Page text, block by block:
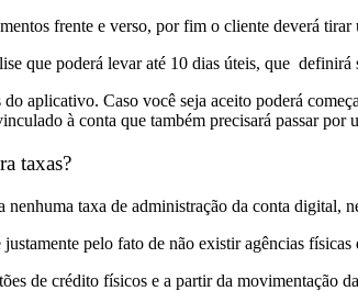
frente e verso, por fim o cliente deverá tirar
que poderá levar até 10 dias úteis, que
aplicativo. Caso você seja aceito poderá
à conta que também precisará passar por
taxas?
nenhuma taxa de administração da conta digital,
pelo fato de não existir agências
de crédito físicos e a partir da movimentação